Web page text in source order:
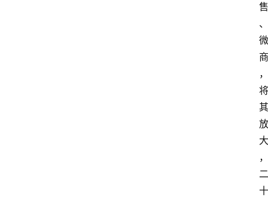
售
、
微
商
，
将
其
放
大
，
二
十